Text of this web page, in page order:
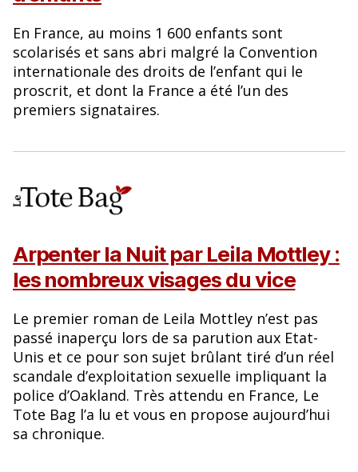
En France, au moins 1 600 enfants sont
scolarisés et sans abri malgré la Convention
internationale des droits de l’enfant qui le
proscrit, et dont la France a été l’un des
premiers signataires.
Arpenter la Nuit par Leila Mottley :
les nombreux visages du vice
Le premier roman de Leila Mottley n’est pas
passé inaperçu lors de sa parution aux Etat-
Unis et ce pour son sujet brûlant tiré d’un réel
scandale d’exploitation sexuelle impliquant la
police d’Oakland. Très attendu en France, Le
Tote Bag l’a lu et vous en propose aujourd’hui
sa chronique.